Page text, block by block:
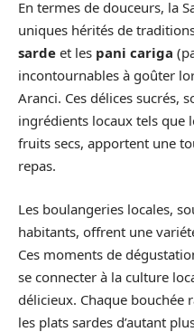
En termes de douceurs, la
uniques hérités de
sarde et les pani cariga
incontournables à goûter
Aranci. Ces délices sucrés,
ingrédients locaux tels que
fruits secs, apportent une
repas.
Les boulangeries locales,
habitants, offrent une
Ces moments de
se connecter à la culture
délicieux. Chaque bouchée
les plats sardes d’autant